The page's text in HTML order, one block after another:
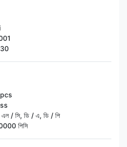
এল / সি, ডি / এ, ডি / পি
পিসি